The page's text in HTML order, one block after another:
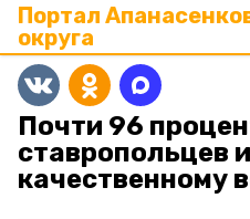
Портал
округа
Почти 96
ставропольцев
качественному